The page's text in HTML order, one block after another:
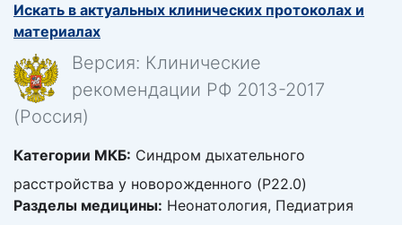
Искать в актуальных клинических протоколах и
материалах
Версия: Клинические
рекомендации РФ 2013-2017
(Россия)
Категории МКБ: Синдром дыхательного
расстройства у новорожденного (P22.0)
Разделы медицины: Неонатология, Педиатрия